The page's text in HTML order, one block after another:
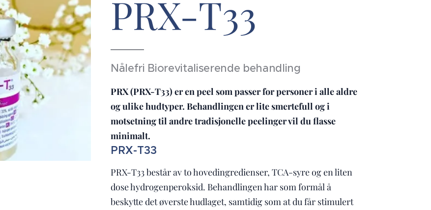
PRX-T33
Nålefri Biorevitaliserende behandling
PRX (PRX-T33) er en peel som passer for personer i alle aldre
og ulike hudtyper. Behandlingen er lite smertefull og i
motsetning til andre tradisjonelle peelinger vil du flasse
minimalt.
PRX-T33
PRX-T33 består av to hovedingredienser, TCA-syre og en liten
dose hydrogenperoksid. Behandlingen har som formål å
beskytte det øverste hudlaget, samtidig som at du får stimulert